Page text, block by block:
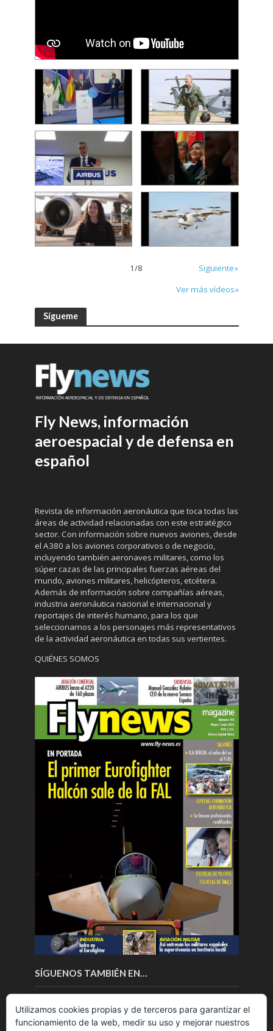
1/8
Siguiente»
Ver más vídeos»
Sígueme
Fly News, información
aeroespacial y de defensa en
español
Revista de información aeronáutica que toca todas las
áreas de actividad relacionadas con este estratégico
sector. Con información sobre nuevos aviones, desde
el A380 a los aviones corporativos o de negocio,
incluyendo también aeronaves militares, como los
súper cazas de las principales fuerzas aéreas del
mundo, aviones militares, helicópteros, etcétera.
Además de información sobre compañías aéreas,
industria aeronáutica nacional e internacional y
reportajes de interés humano, para los que
seleccionamos a los personajes más representativos
de la actividad aeronáutica en todas sus vertientes.
QUIÉNES SOMOS
SÍGUENOS TAMBIÉN EN…
Utilizamos cookies propias y de terceros para garantizar el
funcionamiento de la web, medir su uso y mejorar nuestros